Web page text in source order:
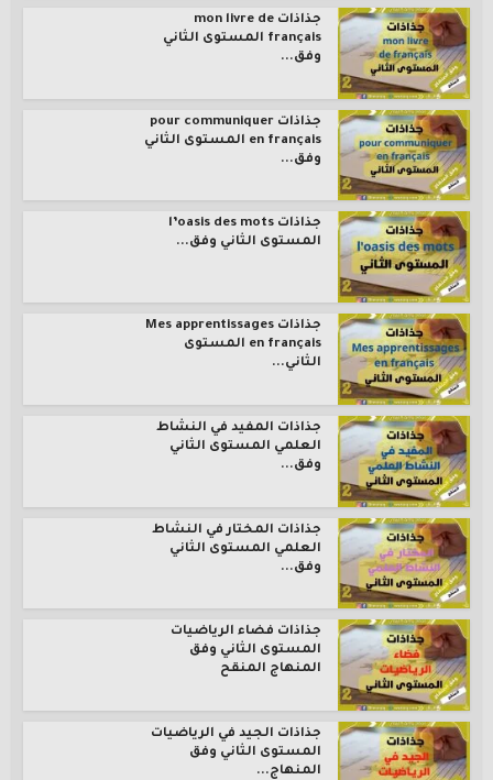
جذاذات mon livre de
français المستوى الثاني
وفق...
جذاذات pour communiquer
en français المستوى الثاني
وفق...
جذاذات l’oasis des mots
المستوى الثاني وفق...
جذاذات Mes apprentissages
en français المستوى
الثاني...
جذاذات المفيد في النشاط
العلمي المستوى الثاني
وفق...
جذاذات المختار في النشاط
العلمي المستوى الثاني
وفق...
جذاذات فضاء الرياضيات
المستوى الثاني وفق
المنهاج المنقح
جذاذات الجيد في الرياضيات
المستوى الثاني وفق
المنهاج...